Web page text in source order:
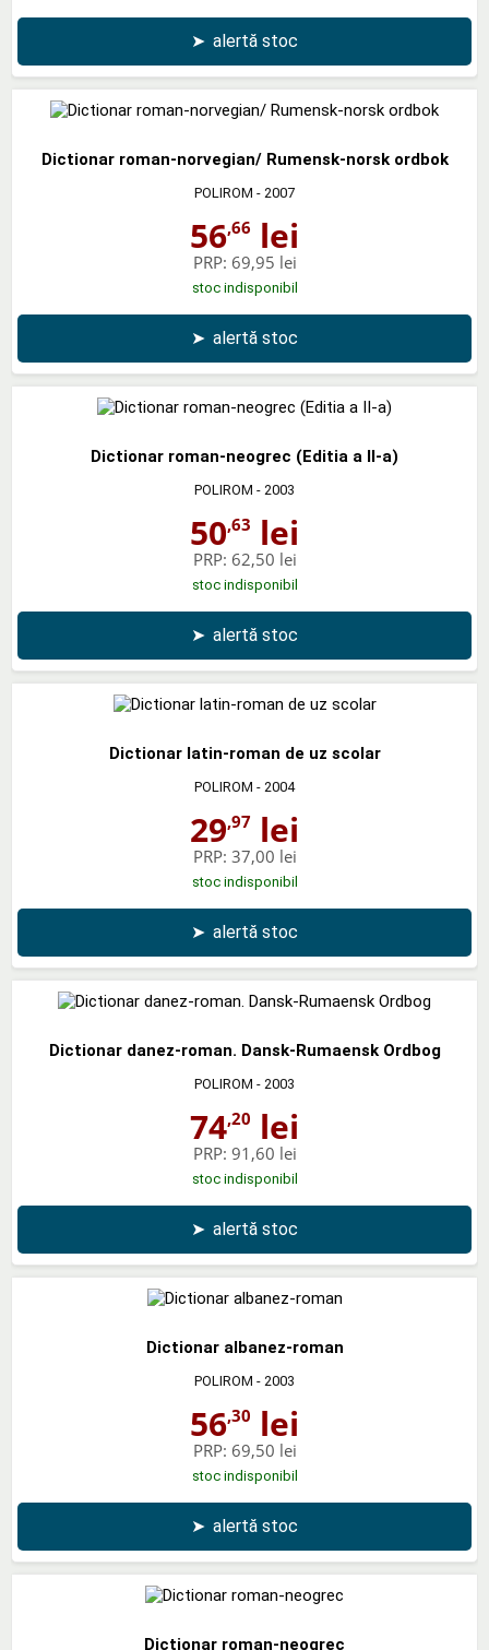
➤ alertă stoc
Dictionar roman-norvegian/ Rumensk-norsk ordbok
POLIROM - 2007
56,66 lei
PRP: 69,95 lei
stoc indisponibil
➤ alertă stoc
Dictionar roman-neogrec (Editia a II-a)
POLIROM - 2003
50,63 lei
PRP: 62,50 lei
stoc indisponibil
➤ alertă stoc
Dictionar latin-roman de uz scolar
POLIROM - 2004
29,97 lei
PRP: 37,00 lei
stoc indisponibil
➤ alertă stoc
Dictionar danez-roman. Dansk-Rumaensk Ordbog
POLIROM - 2003
74,20 lei
PRP: 91,60 lei
stoc indisponibil
➤ alertă stoc
Dictionar albanez-roman
POLIROM - 2003
56,30 lei
PRP: 69,50 lei
stoc indisponibil
➤ alertă stoc
Dictionar roman-neogrec